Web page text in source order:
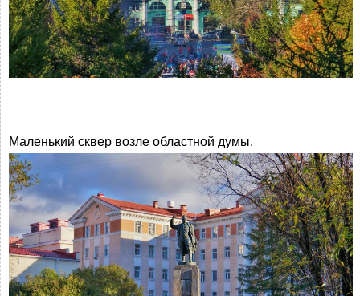
Маленький сквер возле областной думы.